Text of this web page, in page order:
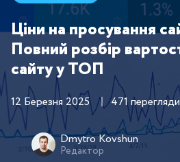
Ціни на просування
Повний розбір
сайту у ТОП
12 Березня 2025 471 перегляди
Dmytro Kovshun
Редактор